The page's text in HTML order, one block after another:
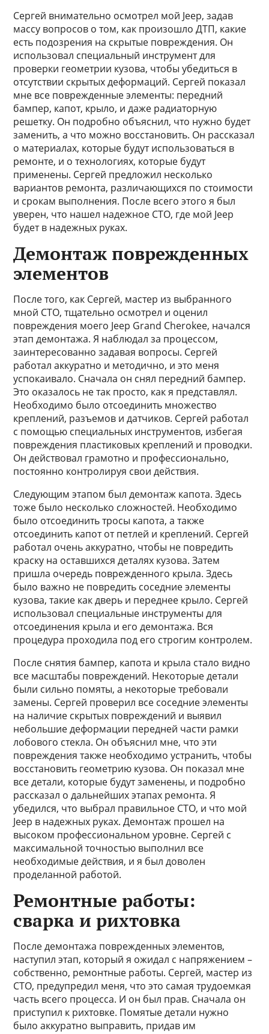
Сергей внимательно осмотрел мой Jeep, задав
массу вопросов о том, как произошло ДТП, какие
есть подозрения на скрытые повреждения. Он
использовал специальный инструмент для
проверки геометрии кузова, чтобы убедиться в
отсутствии скрытых деформаций. Сергей показал
мне все поврежденные элементы: передний
бампер, капот, крыло, и даже радиаторную
решетку. Он подробно объяснил, что нужно будет
заменить, а что можно восстановить. Он рассказал
о материалах, которые будут использоваться в
ремонте, и о технологиях, которые будут
применены. Сергей предложил несколько
вариантов ремонта, различающихся по стоимости
и срокам выполнения. После всего этого я был
уверен, что нашел надежное СТО, где мой Jeep
будет в надежных руках.
Демонтаж поврежденных
элементов
После того, как Сергей, мастер из выбранного
мной СТО, тщательно осмотрел и оценил
повреждения моего Jeep Grand Cherokee, начался
этап демонтажа. Я наблюдал за процессом,
заинтересованно задавая вопросы. Сергей
работал аккуратно и методично, и это меня
успокаивало. Сначала он снял передний бампер.
Это оказалось не так просто, как я представлял.
Необходимо было отсоединить множество
креплений, разъемов и датчиков. Сергей работал
с помощью специальных инструментов, избегая
повреждения пластиковых креплений и проводки.
Он действовал грамотно и профессионально,
постоянно контролируя свои действия.
Следующим этапом был демонтаж капота. Здесь
тоже было несколько сложностей. Необходимо
было отсоединить тросы капота, а также
отсоединить капот от петлей и креплений. Сергей
работал очень аккуратно, чтобы не повредить
краску на оставшихся деталях кузова. Затем
пришла очередь поврежденного крыла. Здесь
было важно не повредить соседние элементы
кузова, такие как дверь и переднее крыло. Сергей
использовал специальные инструменты для
отсоединения крыла и его демонтажа. Вся
процедура проходила под его строгим контролем.
После снятия бампер, капота и крыла стало видно
все масштабы повреждений. Некоторые детали
были сильно помяты, а некоторые требовали
замены. Сергей проверил все соседние элементы
на наличие скрытых повреждений и выявил
небольшие деформации передней части рамки
лобового стекла. Он объяснил мне, что эти
повреждения также необходимо устранить, чтобы
восстановить геометрию кузова. Он показал мне
все детали, которые будут заменены, и подробно
рассказал о дальнейших этапах ремонта. Я
убедился, что выбрал правильное СТО, и что мой
Jeep в надежных руках. Демонтаж прошел на
высоком профессиональном уровне. Сергей с
максимальной точностью выполнил все
необходимые действия, и я был доволен
проделанной работой.
Ремонтные работы:
сварка и рихтовка
После демонтажа поврежденных элементов,
наступил этап, который я ожидал с напряжением –
собственно, ремонтные работы. Сергей, мастер из
СТО, предупредил меня, что это самая трудоемкая
часть всего процесса. И он был прав. Сначала он
приступил к рихтовке. Помятые детали нужно
было аккуратно выправить, придав им